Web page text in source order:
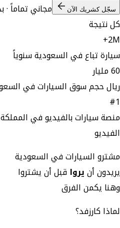
سجّل كشريك الآن
مجاني تماماً ·
كل نتيجة
2M+
سيارة تباع في السعودية سنوياً
60 مليار
ريال حجم سوق السيارات في
#1
منصة سيارات بالفيديو في المملكة
الفيديو
مشترو السيارات في السعودية
يريدون أنيروا قبل أن يشتروا
وهنا يكمن الفرق
لماذا كارزفد؟